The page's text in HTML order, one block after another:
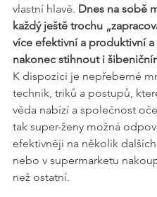
vlastní hlavě. Dnes na sobě
každý ještě trochu
více efektivní a produktivní a
nakonec stihnout i
K dispozici je nepřeberné
technik, triků a postupů,
věda nabízí a společnost
tak super-ženy možná
efektivněji na několik
nebo v supermarketu
než ostatní.